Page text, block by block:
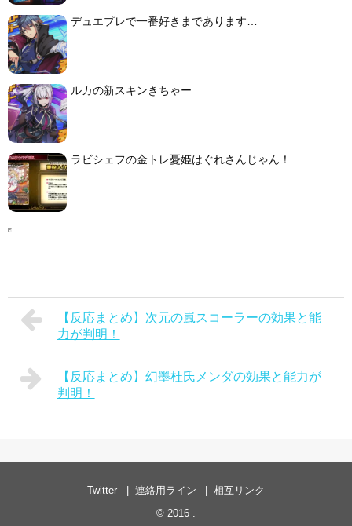
デュエプレで一番好きまであります…
ルカの新スキンきちゃー
ラビシェフの金トレ憂姫はぐれさんじゃん！
【反応まとめ】次元の嵐スコーラーの効果と能
力が判明！
【反応まとめ】幻墨杜氏メンダの効果と能力が
判明！
Twitter 連絡用ライン
相互リンク
© 2016 .